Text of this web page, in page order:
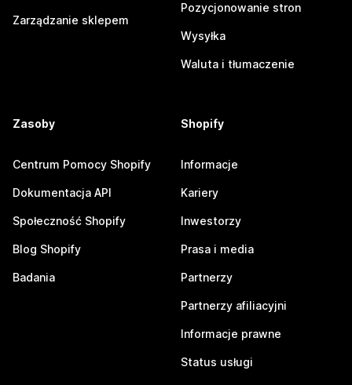
Zarządzanie sklepem
Pozycjonowanie stron
Wysyłka
Waluta i tłumaczenie
Zasoby
Centrum Pomocy Shopify
Dokumentacja API
Społeczność Shopify
Blog Shopify
Badania
Shopify
Informacje
Kariery
Inwestorzy
Prasa i media
Partnerzy
Partnerzy afiliacyjni
Informacje prawne
Status usługi